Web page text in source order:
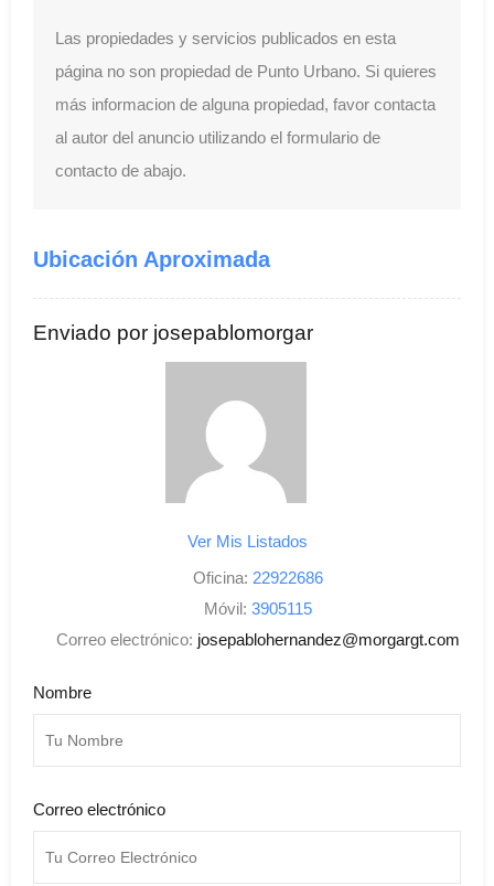
Las propiedades y servicios publicados en esta
página no son propiedad de Punto Urbano. Si quieres
más informacion de alguna propiedad, favor contacta
al autor del anuncio utilizando el formulario de
contacto de abajo.
Ubicación Aproximada
Enviado por josepablomorgar
Ver Mis Listados
Oficina: 22922686
Móvil: 3905115
Correo electrónico: josepablohernandez@morgargt.com
Nombre
Correo electrónico